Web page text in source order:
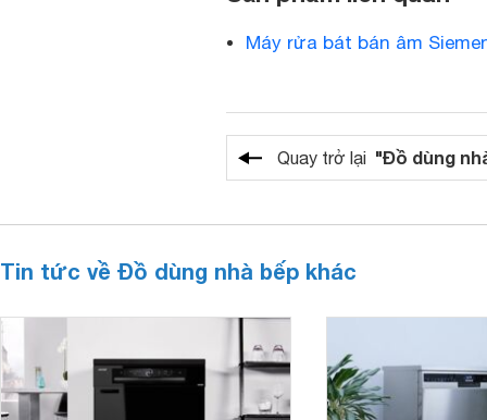
Máy rửa bát bán âm
Quay trở lại "Đồ dùng
Tin tức về Đồ dùng nhà bếp khác